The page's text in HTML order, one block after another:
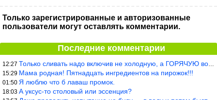
Только зарегистрированные и авторизованные
пользователи могут оставлять комментарии.
Последние комментарии
12:27 Только сливать надо включив не холодную, а ГОРЯЧУЮ воду. Трубы в
15:29 Мама родная! Пятнадцать ингредиентов на пирожок!!!
01:50 Я люблю что б лаваш промок.
18:03 А уксус-то столовый или эссенция?